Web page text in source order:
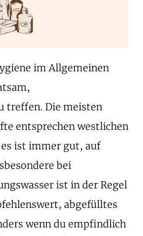
im Allgemeinen
treffen. Die meisten
entsprechen westlichen
ist immer gut, auf
bei
ist in der Regel
abgefülltes
wenn du empfindlich